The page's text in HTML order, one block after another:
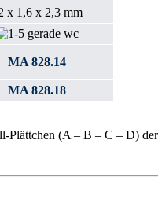
x 1,6 x 2,3 mm
MA 828.14
MA 828.18
Plättchen (A – B – C – D)